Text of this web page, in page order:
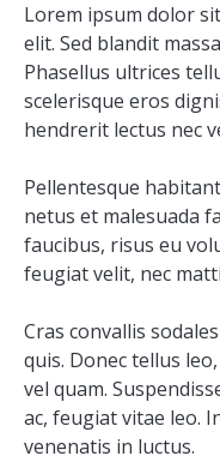
Lorem ipsum dolor
elit. Sed blandit
Phasellus ultrices
scelerisque eros
hendrerit lectus nec
Pellentesque
netus et malesuada
faucibus, risus eu
feugiat velit, nec
Cras convallis
quis. Donec tellus
vel quam.
ac, feugiat vitae leo.
venenatis in luctus.